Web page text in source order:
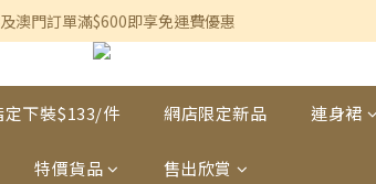
澳門訂單滿$600即享免運費優惠
澳門訂單滿$600即享免運費優惠
月內買滿$1,200可享永久九折優惠
及澳門訂單滿$600即享免運費優惠
定下裝$133/件 網店限定新品 連身裙
特價貨品 售出欣賞